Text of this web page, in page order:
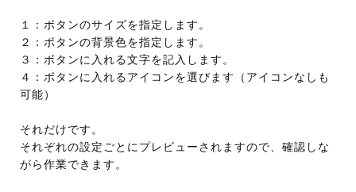
１：ボタンのサイズを指定します。
２：ボタンの背景色を指定します。
３：ボタンに入れる文字を記入します。
４：ボタンに入れるアイコンを選びます（アイコンなしも
可能）
それだけです。
それぞれの設定ごとにプレビューされますので、確認しな
がら作業できます。